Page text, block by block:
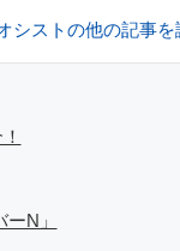
シストの他の記事を
N」